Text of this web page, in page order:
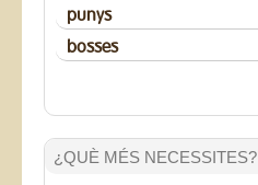
punys
bosses
¿QUÈ MÉS NECESSITES?